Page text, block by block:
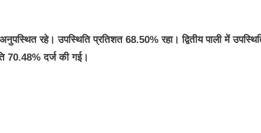
रहे। उपस्थिति प्रतिशत 68.50% रहा। द्वितीय पाली में
70.48% दर्ज की गई।